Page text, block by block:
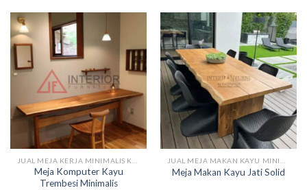
Meja Komputer Kayu
Trembesi Minimalis
Meja Makan Kayu Jati Solid